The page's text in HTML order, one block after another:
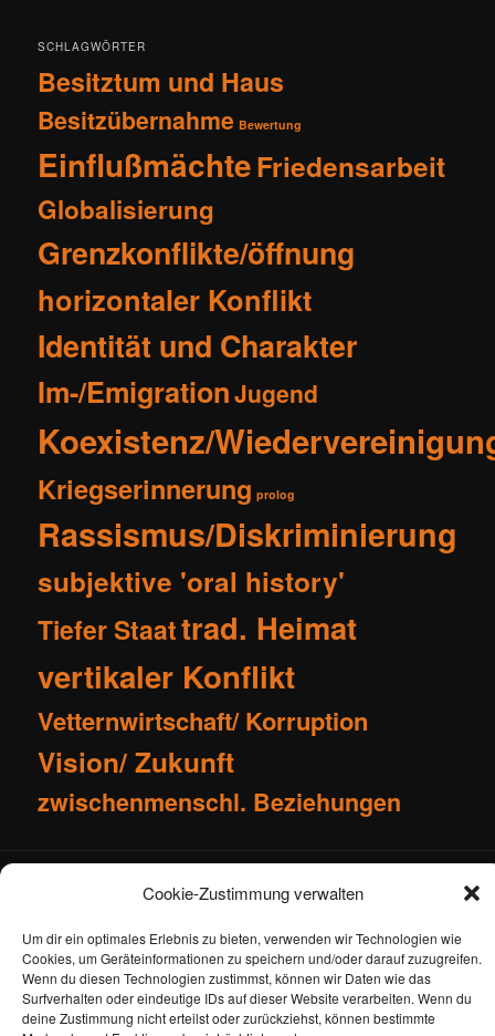
Cookie-Zustimmung verwalten
Um dir ein optimales Erlebnis zu bieten, verwenden wir Technologien wie
Cookies, um Geräteinformationen zu speichern und/oder darauf zuzugreifen.
Wenn du diesen Technologien zustimmst, können wir Daten wie das
Surfverhalten oder eindeutige IDs auf dieser Website verarbeiten. Wenn du
deine Zustimmung nicht erteilst oder zurückziehst, können bestimmte
SCHLAGWÖRTER
Besitztum und Haus
Besitzübernahme Bewertung
EinflußmächteFriedensarbeit
Globalisierung
Grenzkonflikte/öffnung
horizontaler Konflikt
Identität und Charakter
Im-/EmigrationJugend
Koexistenz/
Kriegserinnerung prolog
Rassismus/Diskriminierung
subjektive 'oral history'
Tiefer Staattrad. Heimat
vertikaler Konflikt
Vetternwirtschaft/ Korruption
Vision/ Zukunft
zwischenmenschl. Beziehungen
Impressum
Kontakt
Datenschutzerklärung